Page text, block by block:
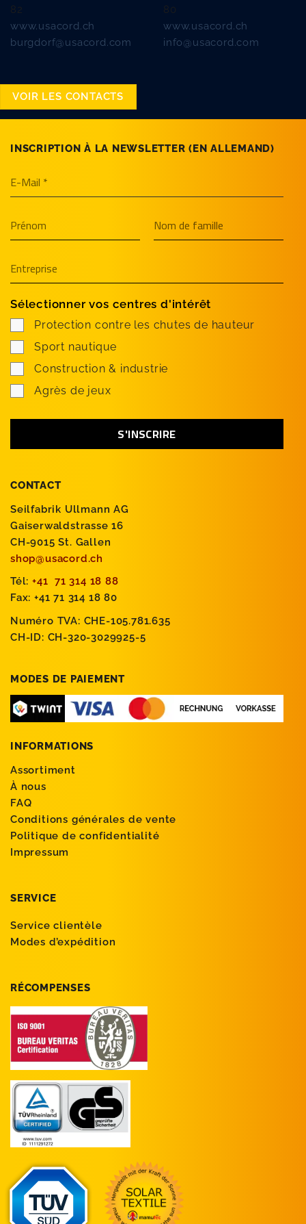
82
www.usacord.ch
burgdorf@usacord.com
80
www.usacord.ch
info@usacord.com
VOIR LES CONTACTS
CONTACT
Seilfabrik Ullmann AG
Gaiserwaldstrasse 16
CH-9015 St. Gallen
shop@usacord.ch
Tél: +41 71 314 18 88
Fax: +41 71 314 18 80
Numéro TVA: CHE-105.781.635
CH-ID: CH-320-3029925-5
MODES DE PAIEMENT
INFORMATIONS
Assortiment
À nous
FAQ
Conditions générales de vente
Politique de confidentialité
Impressum
SERVICE
Service clientèle
Modes d’expédition
RÉCOMPENSES
INSCRIPTION À LA NEWSLETTER (EN­ ALLEMAND)
Sélectionner vos centres d'intérêt
Protection contre les chutes de hauteur
Sport nautique
Construction & industrie
Agrès de jeux